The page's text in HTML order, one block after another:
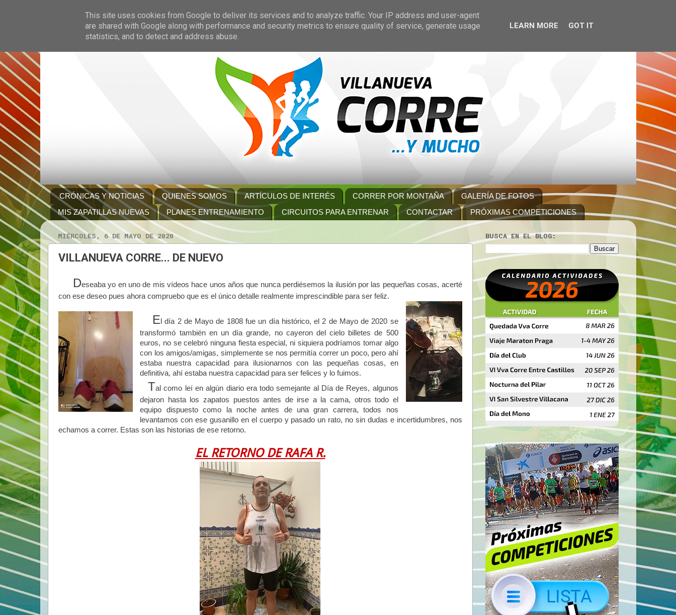
CRÓNICAS Y NOTICIAS QUIENES SOMOS ARTÍCULOS DE INTERÉS CORRER POR MONTAÑA
GALERÍA DE FOTOS
MIS ZAPATILLAS NUEVAS
PLANES ENTRENAMIENTO CIRCUITOS PARA ENTRENAR CONTACTAR PRÓXIMAS COMPETICIONES
MIÉRCOLES, 6 DE MAYO DE 2020
VILLANUEVA CORRE... DE NUEVO
Deseaba yo en uno de mis vídeos hace unos años que nunca perdiésemos la ilusión por las pequeñas cosas, acerté
con ese deseo pues ahora compruebo que es el único detalle realmente imprescindible para ser feliz.
El día 2 de Mayo de 1808 fue un día histórico, el 2 de Mayo de 2020 se
transformó también en un día grande, no cayeron del cielo billetes de 500
euros, no se celebró ninguna fiesta especial, ni siquiera podríamos tomar algo
con los amigos/amigas, simplemente se nos permitía correr un poco, pero ahí
estaba nuestra capacidad para ilusionarnos con las pequeñas cosas, en
definitiva, ahí estaba nuestra capacidad para ser felices y lo fuimos.
Tal como leí en algún diario era todo semejante al Día de Reyes, algunos
dejaron hasta los zapatos puestos antes de irse a la cama, otros todo el
equipo dispuesto como la noche antes de una gran carrera, todos nos
levantamos con ese gusanillo en el cuerpo y pasado un rato, no sin dudas e incertidumbres, nos
echamos a correr. Estas son las historias de ese retorno.
EL RETORNO DE RAFA R.
BUSCA EN EL BLOG:
This site uses cookies from Google to deliver its services and to analyze traffic. Your IP address and user-agent
are shared with Google along with performance and security metrics to ensure quality of service, generate usage
statistics, and to detect and address abuse.
LEARN MORE GOT IT